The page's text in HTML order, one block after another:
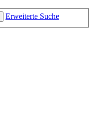
Erweiterte Suche